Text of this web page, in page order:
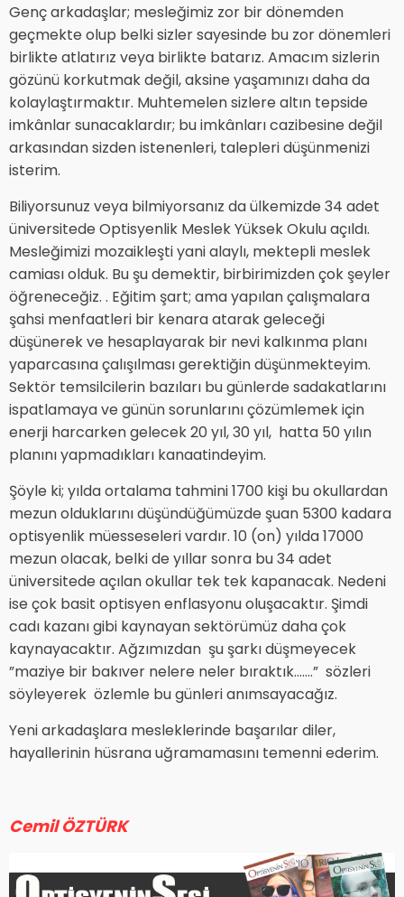
Genç arkadaşlar; mesleğimiz zor bir dönemden
geçmekte olup belki sizler sayesinde bu zor dönemleri
birlikte atlatırız veya birlikte batarız. Amacım sizlerin
gözünü korkutmak değil, aksine yaşamınızı daha da
kolaylaştırmaktır. Muhtemelen sizlere altın tepside
imkânlar sunacaklardır; bu imkânları cazibesine değil
arkasından sizden istenenleri, talepleri düşünmenizi
isterim.
Biliyorsunuz veya bilmiyorsanız da ülkemizde 34 adet
üniversitede Optisyenlik Meslek Yüksek Okulu açıldı.
Mesleğimizi mozaikleşti yani alaylı, mektepli meslek
camiası olduk. Bu şu demektir, birbirimizden çok şeyler
öğreneceğiz. . Eğitim şart; ama yapılan çalışmalara
şahsi menfaatleri bir kenara atarak geleceği
düşünerek ve hesaplayarak bir nevi kalkınma planı
yaparcasına çalışılması gerektiğin düşünmekteyim.
Sektör temsilcilerin bazıları bu günlerde sadakatlarını
ispatlamaya ve günün sorunlarını çözümlemek için
enerji harcarken gelecek 20 yıl, 30 yıl, hatta 50 yılın
planını yapmadıkları kanaatindeyim.
Şöyle ki; yılda ortalama tahmini 1700 kişi bu okullardan
mezun olduklarını düşündüğümüzde şuan 5300 kadara
optisyenlik müesseseleri vardır. 10 (on) yılda 17000
mezun olacak, belki de yıllar sonra bu 34 adet
üniversitede açılan okullar tek tek kapanacak. Nedeni
ise çok basit optisyen enflasyonu oluşacaktır. Şimdi
cadı kazanı gibi kaynayan sektörümüz daha çok
kaynayacaktır. Ağzımızdan şu şarkı düşmeyecek
”maziye bir bakıver nelere neler bıraktık…….” sözleri
söyleyerek özlemle bu günleri anımsayacağız.
Yeni arkadaşlara mesleklerinde başarılar diler,
hayallerinin hüsrana uğramamasını temenni ederim.
Cemil ÖZTÜRK